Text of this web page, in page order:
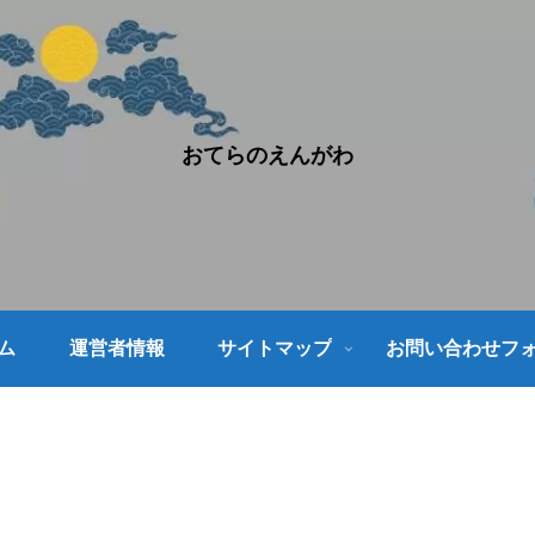
おてらのえんがわ
運営者情報 サイトマップ お問い合わせフ